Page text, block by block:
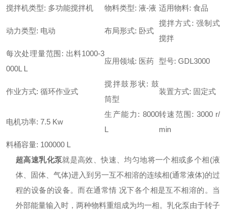
搅拌机类型: 多功能搅拌机 物料类型: 液-液 适用物料: 食品
动力类型: 电动 布局形式: 卧式
搅拌方式: 强制式
搅拌
每次处理量范围: 出料1000-3
000L L
应用领域: 医药 型号: GDL3000
作业方式: 循环作业式
搅拌鼓形状: 鼓
筒型
装置方式: 固定式
电机功率: 7.5 Kw
生产能力: 8000
L
转速范围: 3000 r/
min
料桶容量: 100000 L
超高速乳化泵就是高效、快速、均匀地将一个相或多个相(液
体、固体、气体)进入到另一互不相溶的连续相(通常液体)的过
程的设备的设备。而在通常情 况下各个相是互不相溶的。当
外部能量输入时，两种物料重组成为均一相。乳化泵由于转子